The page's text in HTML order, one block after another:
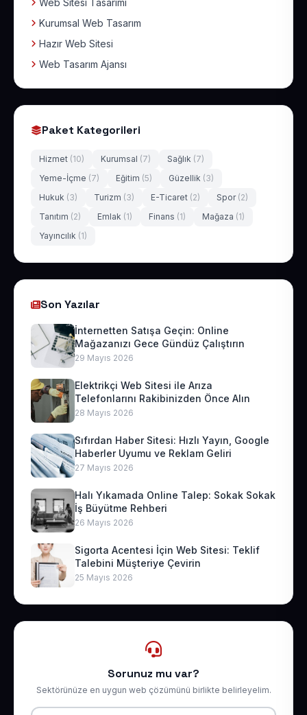
Web Sitesi Tasarımı
Kurumsal Web Tasarım
Hazır Web Sitesi
Web Tasarım Ajansı
Paket Kategorileri
Hizmet (10) Kurumsal (7) Sağlık (7)
Yeme-İçme (7) Eğitim (5) Güzellik (3)
Hukuk (3) Turizm (3) E-Ticaret (2) Spor (2)
Tanıtım (2) Emlak (1) Finans (1) Mağaza (1)
Yayıncılık (1)
Son Yazılar
İnternetten Satışa Geçin: Online
Mağazanızı Gece Gündüz Çalıştırın
29 Mayıs 2026
Elektrikçi Web Sitesi ile Arıza
Telefonlarını Rakibinizden Önce Alın
28 Mayıs 2026
Sıfırdan Haber Sitesi: Hızlı Yayın, Google
Haberler Uyumu ve Reklam Geliri
27 Mayıs 2026
Halı Yıkamada Online Talep: Sokak Sokak
İş Büyütme Rehberi
26 Mayıs 2026
Sigorta Acentesi İçin Web Sitesi: Teklif
Talebini Müşteriye Çevirin
25 Mayıs 2026
Sorunuz mu var?
Sektörünüze en uygun web çözümünü birlikte belirleyelim.